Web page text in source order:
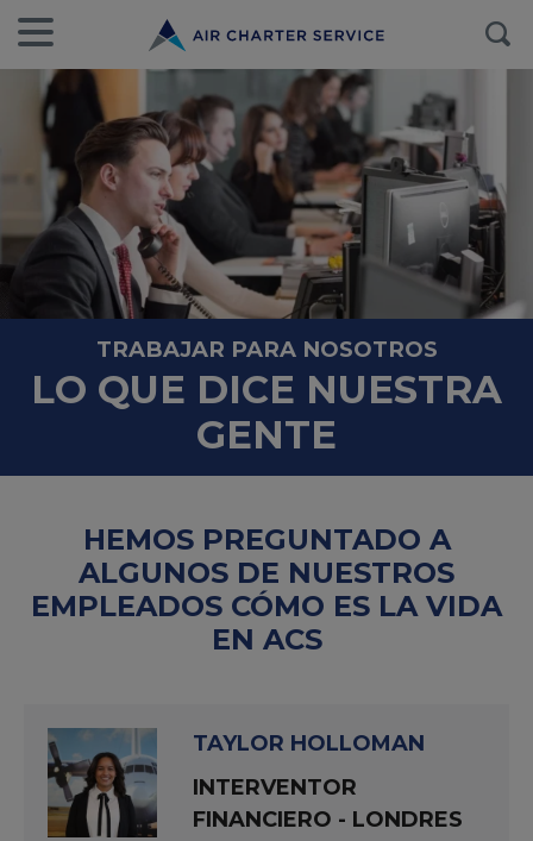
TRABAJAR PARA NOSOTROS
LO QUE DICE NUESTRA
GENTE
HEMOS PREGUNTADO A
ALGUNOS DE NUESTROS
EMPLEADOS CÓMO ES LA VIDA
EN ACS
TAYLOR HOLLOMAN
INTERVENTOR
FINANCIERO - LONDRES